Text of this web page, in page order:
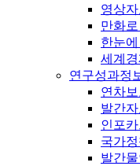
영상자
만화
한눈
세계경
연구성과정
연차보
발간
인포카
국가
발간물